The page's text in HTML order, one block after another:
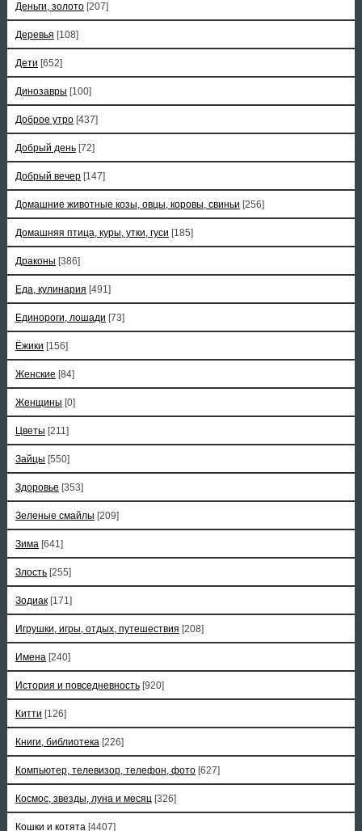
Деньги, золото [207]
Деревья [108]
Дети [652]
Динозавры [100]
Доброе утро [437]
Добрый день [72]
Добрый вечер [147]
Домашние животные козы, овцы, коровы, свиньи [256]
Домашняя птица, куры, утки, гуси [185]
Драконы [386]
Еда, кулинария [491]
Единороги, лошади [73]
Ёжики [156]
Женские [84]
Женщины [0]
Цветы [211]
Зайцы [550]
Здоровье [353]
Зеленые смайлы [209]
Зима [641]
Злость [255]
Зодиак [171]
Игрушки, игры, отдых, путешествия [208]
Имена [240]
История и повседневность [920]
Китти [126]
Книги, библиотека [226]
Компьютер, телевизор, телефон, фото [627]
Космос, звезды, луна и месяц [326]
Кошки и котята [4407]